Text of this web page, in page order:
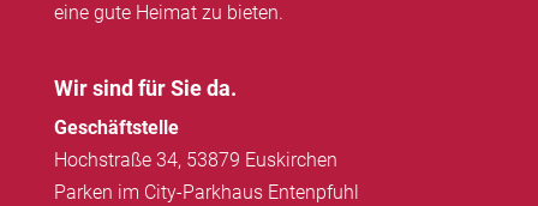
eine gute Heimat zu bieten.
Wir sind für Sie da.
Geschäftstelle
Hochstraße 34, 53879 Euskirchen
Parken im City-Parkhaus Entenpfuhl